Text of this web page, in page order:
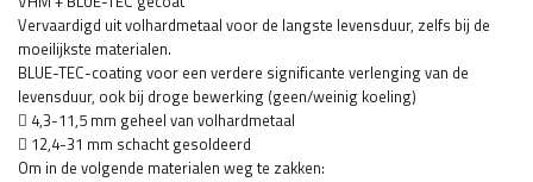
Vervaardigd uit volhardmetaal voor de langste levensduur, zelfs bij de
moeilijkste materialen.
BLUE-TEC-coating voor een verdere significante verlenging van de
levensduur, ook bij droge bewerking (geen/weinig koeling)
 4,3-11,5 mm geheel van volhardmetaal
 12,4-31 mm schacht gesoldeerd
Om in de volgende materialen weg te zakken: